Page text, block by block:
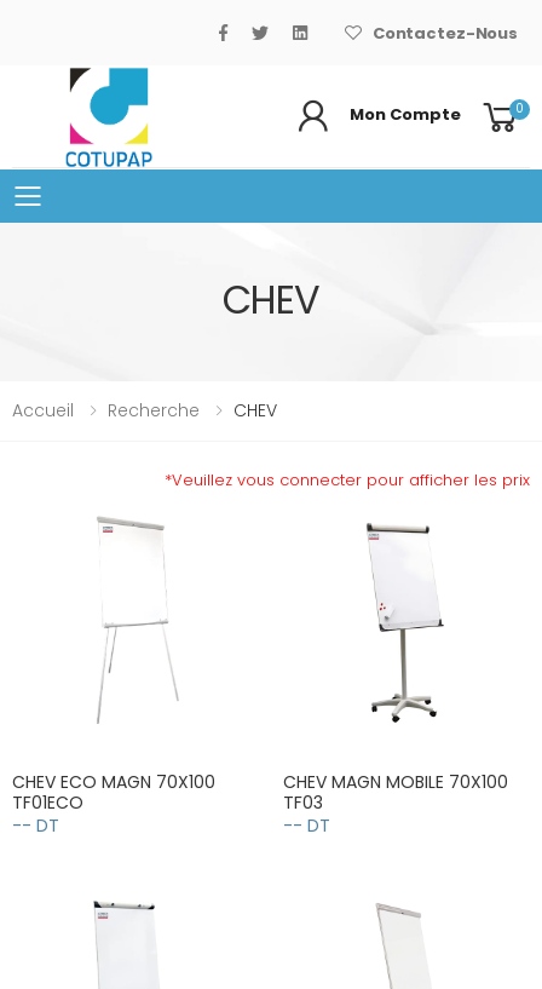
Contactez-Nous
Mon Compte 0
Basculer le menu mobile
CHEV
Accueil Recherche CHEV
*Veuillez vous connecter pour afficher les prix
CHEV ECO MAGN 70X100
TF01ECO
-- DT
CHEV MAGN MOBILE 70X100
TF03
-- DT